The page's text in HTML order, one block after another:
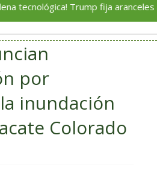
Trump fija aranceles al
por
inundación
Colorado